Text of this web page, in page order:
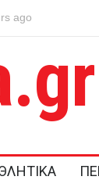
ο
Στις 12.00
ago